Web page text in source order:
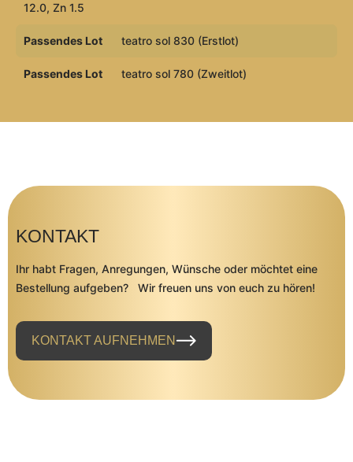
12.0, Zn 1.5
Passendes Lot teatro sol 830 (Erstlot)
Passendes Lot teatro sol 780 (Zweitlot)
KONTAKT
Ihr habt Fragen, Anregungen, Wünsche oder möchtet eine
Bestellung aufgeben? Wir freuen uns von euch zu hören!
KONTAKT AUFNEHMEN